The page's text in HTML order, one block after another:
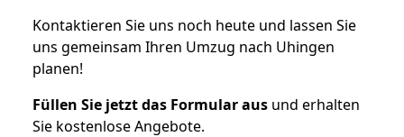
Kontaktieren Sie uns noch heute und lassen Sie
uns gemeinsam Ihren Umzug nach Uhingen
planen!
Füllen Sie jetzt das Formular aus und erhalten
Sie kostenlose Angebote.